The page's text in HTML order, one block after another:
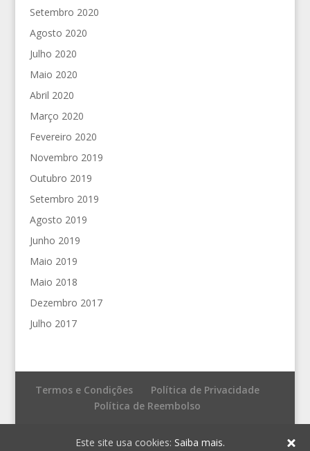
Setembro 2020
Agosto 2020
Julho 2020
Maio 2020
Abril 2020
Março 2020
Fevereiro 2020
Novembro 2019
Outubro 2019
Setembro 2019
Agosto 2019
Junho 2019
Maio 2019
Maio 2018
Dezembro 2017
Julho 2017
Termos e Condições
Política de Privacidade
Política de Reembolso
© Fronteira do Caos - Editores
Este site usa cookies: Saiba mais.